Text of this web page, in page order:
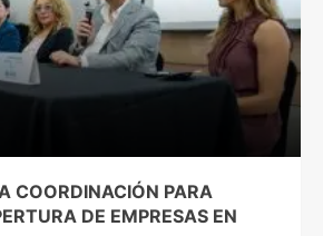
COORDINACIÓN PARA
DE EMPRESAS EN